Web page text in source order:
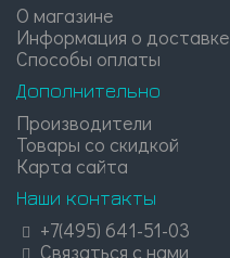
О магазине
Информация о доставке
Способы оплаты
Дополнительно
Производители
Товары со скидкой
Карта сайта
Наши контакты
+7(495) 641-51-03
Связаться с нами